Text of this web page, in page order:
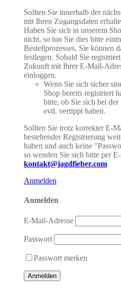
Sollten Sie innerhalb der
mit Ihren Zugangsdaten
Haben Sie sich in unserem
nicht, so tun Sie dies bitte
Bestellprozesses. Sie können
festlegen. Sobald Sie
Zukunft mit Ihrer E-Mail-
einloggen.
Wenn Sie sich sicher
Shop bereits registriert
bitte, ob Sie sich bei
evtl. vertippt haben.
Sollten Sie trotz korrekter E-
bestehender Registrierung
haben und auch keine
so wenden Sie sich bitte per
kontakt@jagdfieber.com
Anmelden
Anmelden
E-Mail-Adresse
Passwort
Passwort merken
Anmelden